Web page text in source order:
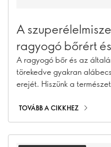
A
ragyogó bőrért
bélrendszerért
A ragyogó bőr és az
törekedve gyakran
erejét. Hiszünk a
egészségét fokozzák.
szuperélelmiszerek
TOVÁBB A CIKKHEZ